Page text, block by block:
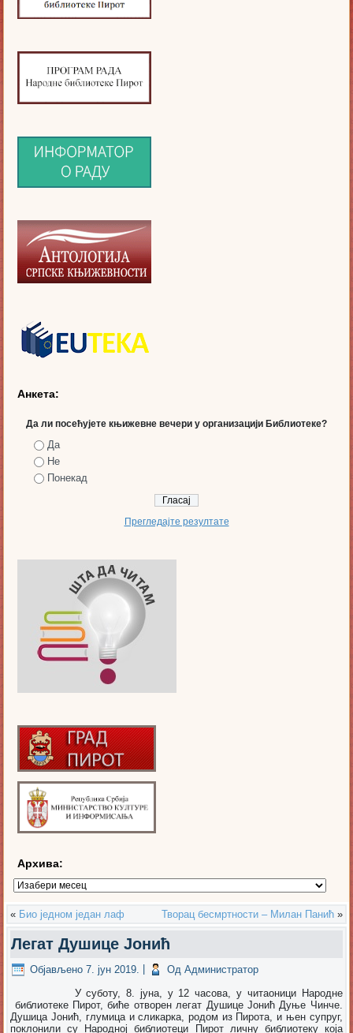
Анкета:
Да ли посећујете књижевне вечери у организацији Библиотеке?
Да
Не
Понекад
Прегледајте резултате
Архива:
Архива:
« Био једном један лаф Творац бесмртности – Милан Панић»
Легат Душице Јонић
Објављено 7. јун 2019. Од Администратор
У суботу, 8. јуна, у 12 часова, у читаоници Народне
библиотеке Пирот, биће отворен легат Душице Јонић Дуње Чинче.
Душица Јонић, глумица и сликарка, родом из Пирота, и њен супруг,
поклонили су Народној библиотеци Пирот личну библиотеку која